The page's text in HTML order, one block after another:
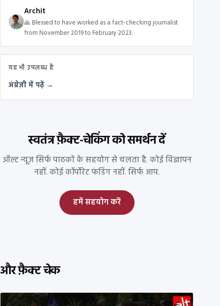
Archit
🙏 Blessed to have worked as a fact-checking journalist
from November 2019 to February 2023.
यह भी उपलब्ध है
अंग्रेज़ी में पढ़ें →
स्वतंत्र फ़ैक्ट-चेकिंग को समर्थन दें
ऑल्ट न्यूज़ सिर्फ पाठकों के सहयोग से चलता है. कोई विज्ञापन
नहीं. कोई कॉर्पोरेट फंडिंग नहीं. सिर्फ आप.
हमें सहयोग करें
और फ़ैक्ट चेक